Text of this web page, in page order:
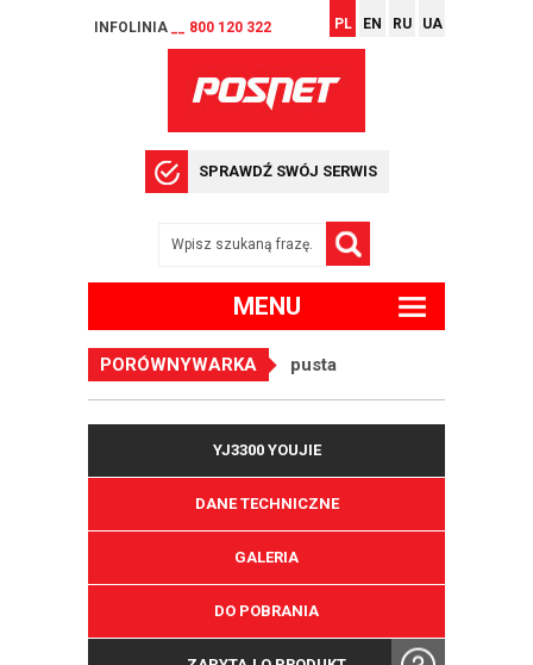
INFOLINIA __ 800 120 322 PL EN RU UA
SPRAWDŹ SWÓJ SERWIS
MENU
PORÓWNYWARKA pusta
YJ3300 YOUJIE
DANE TECHNICZNE
GALERIA
DO POBRANIA